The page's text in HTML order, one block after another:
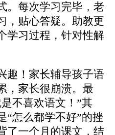
。每次学习完毕，老
，贴心答疑。助教更
学习过程，针对性解
趣！家长辅导孩子语
，家长很崩溃。最
不喜欢语文！”其
“怎么都学不好”的挫
了一个月的课文，结